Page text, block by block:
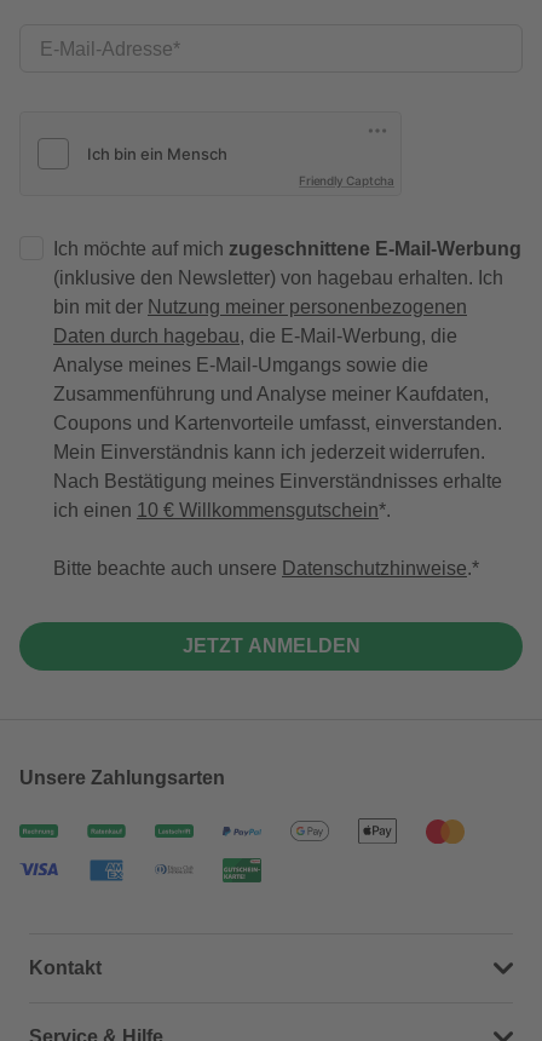
E-Mail-Adresse
Friendly Captcha
Ich möchte auf mich zugeschnittene E-Mail-Werbung
(inklusive den Newsletter) von hagebau erhalten. Ich
bin mit der Nutzung meiner personenbezogenen
Daten durch hagebau, die E-Mail-Werbung, die
Analyse meines E-Mail-Umgangs sowie die
Zusammenführung und Analyse meiner Kaufdaten,
Coupons und Kartenvorteile umfasst, einverstanden.
Mein Einverständnis kann ich jederzeit widerrufen.
Nach Bestätigung meines Einverständnisses erhalte
ich einen 10 € Willkommensgutschein*.
Bitte beachte auch unsere Datenschutzhinweise.
JETZT ANMELDEN
Unsere Zahlungsarten
Kontakt
Dein Kontakt zu uns
Service & Hilfe